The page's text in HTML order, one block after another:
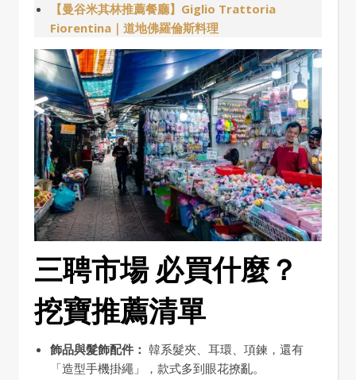
【曼谷米其林推薦餐廳】Giglio Trattoria
Fiorentina｜道地佛羅倫斯料理
三聘市場 必買什麼？
挖寶推薦清單
飾品與髮飾配件： 韓系髮夾、耳環、項鍊，還有
「造型手機掛繩」，款式多到眼花撩亂。